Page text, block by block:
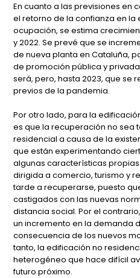
En cuanto a las previsiones en
el retorno de la confianza en
ocupación, se estima
y 2022. Se prevé que se
de nueva planta en Cataluña,
de promoción pública y
será, pero, hasta 2023, que se
previos de la pandemia.
Por otro lado, para la
es que la recuperación no sea
residencial a causa de la
que están experimentando
algunas características
dirigida a comercio, turismo y
tarde a recuperarse, puesto
castigados con las nuevas
distancia social. Por el
un incremento en la demanda
consecuencia de los nuevos
tanto, la edificación no
heterogéneo que hace difícil
futuro próximo.